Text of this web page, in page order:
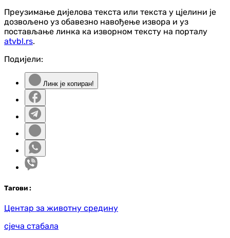
Преузимање дијелова текста или текста у цјелини је
дозвољено уз обавезно навођење извора и уз
постављање линка ка изворном тексту на порталу
atvbl.rs.
Подијели:
Линк је копиран!
Тагови :
Центар за животну средину
сјеча стабала